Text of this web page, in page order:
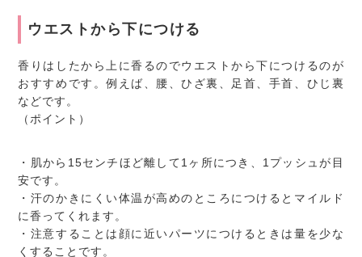
ウエストから下につける
香りはしたから上に香るのでウエストから下につけるのが
おすすめです。例えば、腰、ひざ裏、足首、手首、ひじ裏
などです。
（ポイント）
・肌から15センチほど離して1ヶ所につき、1プッシュが目
安です。
・汗のかきにくい体温が高めのところにつけるとマイルド
に香ってくれます。
・注意することは顔に近いパーツにつけるときは量を少な
くすることです。